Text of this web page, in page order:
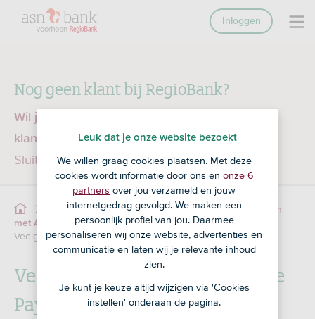
Nog geen klant bij RegioBank?
Wil je een product openen en ben je nog geen
klant bij RegioBank?Ga dan naar ASN Bank
Sluiten
Inloggen
Service Betalen Mobiel betalen
Betalen
met Apple Pay
Veelgestelde vragen Apple Pay
Veelgestelde vragen Apple Pay algemeen
Veelgestelde vragen over Apple
Pay algemeen
Leuk dat je onze website bezoekt
We willen graag cookies plaatsen. Met deze
cookies wordt informatie door ons en onze 6
partners over jou verzameld en jouw
internetgedrag gevolgd. We maken een
persoonlijk profiel van jou. Daarmee
personaliseren wij onze website, advertenties en
communicatie en laten wij je relevante inhoud
zien.
Je kunt je keuze altijd wijzigen via 'Cookies
instellen' onderaan de pagina.